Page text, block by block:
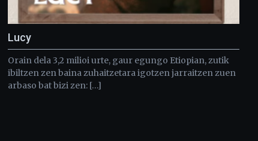
Lucy
Orain dela 3,2 milioi urte, gaur egungo Etiopian, zutik
ibiltzen zen baina zuhaitzetara igotzen jarraitzen zuen
arbaso bat bizi zen: […]